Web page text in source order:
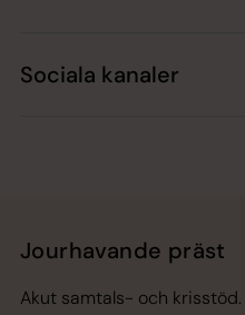
Sociala kanaler
Jourhavande präst
Akut samtals- och